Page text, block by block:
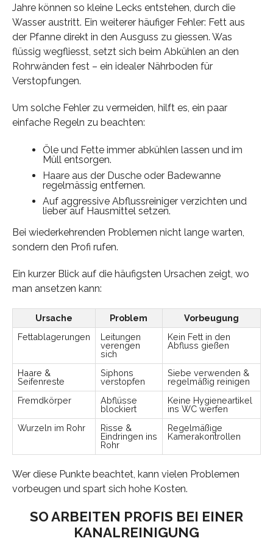
Jahre können so kleine Lecks entstehen, durch die
Wasser austritt. Ein weiterer häufiger Fehler: Fett aus
der Pfanne direkt in den Ausguss zu giessen. Was
flüssig wegfliesst, setzt sich beim Abkühlen an den
Rohrwänden fest – ein idealer Nährboden für
Verstopfungen.
Um solche Fehler zu vermeiden, hilft es, ein paar
einfache Regeln zu beachten:
Öle und Fette immer abkühlen lassen und im
Müll entsorgen.
Haare aus der Dusche oder Badewanne
regelmässig entfernen.
Auf aggressive Abflussreiniger verzichten und
lieber auf Hausmittel setzen.
Bei wiederkehrenden Problemen nicht lange warten,
sondern den Profi rufen.
Ein kurzer Blick auf die häufigsten Ursachen zeigt, wo
man ansetzen kann:
Ursache Problem
Vorbeugung
Fettablagerungen
Leitungen
verengen
sich
Kein Fett in den
Abfluss gießen
Haare &
Seifenreste
Siphons
verstopfen
Siebe verwenden &
regelmäßig reinigen
Fremdkörper
Abflüsse
blockiert
Keine Hygieneartikel
ins WC werfen
Wurzeln im Rohr
Risse &
Eindringen ins
Rohr
Regelmäßige
Kamerakontrollen
Wer diese Punkte beachtet, kann vielen Problemen
vorbeugen und spart sich hohe Kosten.
SO ARBEITEN PROFIS BEI EINER
KANALREINIGUNG